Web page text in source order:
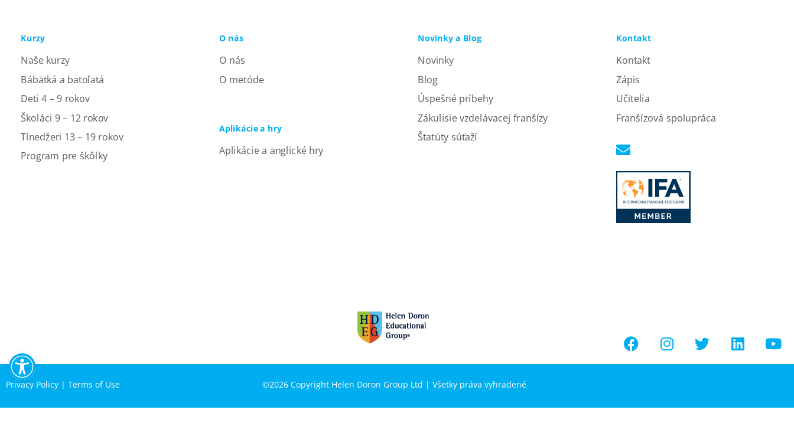
Open toolbar
Kurzy
Naše kurzy
Bábätká a batoľatá
Deti 4 – 9 rokov
Školáci 9 – 12 rokov
Tínedžeri 13 – 19 rokov
Program pre škôlky
O nás
O nás
O metóde
Aplikácie a hry
Aplikácie a anglické hry
Novinky a Blog
Novinky
Blog
Úspešné príbehy
Zákulisie vzdelávacej franšízy
Štatúty súťaží
Kontakt
Kontakt
Zápis
Učitelia
Franšízová spolupráca
Privacy Policy | Terms of Use ©2026 Copyright Helen Doron Group Ltd | Všetky práva vyhradené